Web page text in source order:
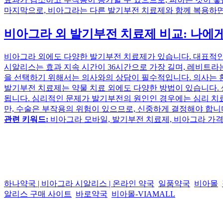
마지막으로, 비아그라는 다른 발기부전 치료제와 함께 복용
비아그라 외 발기부전 치료제 비교: 나에
비아그라 외에도 다양한 발기부전 치료제가 있습니다. 대표
시알리스는 효과 지속 시간이 36시간으로 가장 길며, 레비트
을 선택하기 위해서는 의사와의 상담이 필수적입니다. 의사
발기부전 치료제는 약물 치료 외에도 다양한 방법이 있습니
됩니다. 심리적인 문제가 발기부전의 원인인 경우에는 심리
만, 수술은 부작용의 위험이 있으므로, 신중하게 결정해야 합
관련 키워드: 비아그라 모바일, 발기부전 치료제, 비아그라 가
하나약국 | 비아그라 시알리스 | 온라인 약국 일품약국 비아몰
알리스 구매 사이트
바로약국 비아몰-VIAMALL